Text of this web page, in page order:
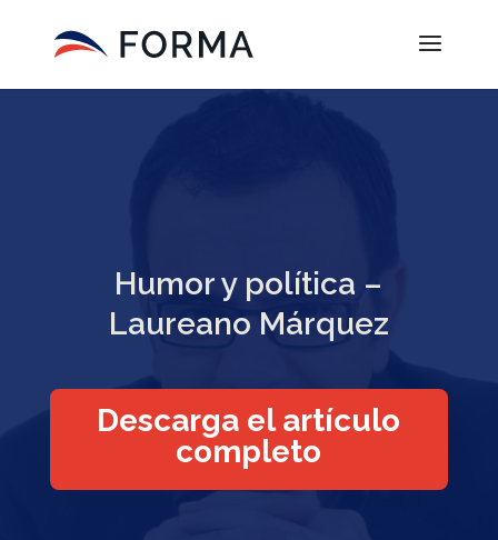
Humor y política –
Laureano Márquez
Descarga el artículo
completo